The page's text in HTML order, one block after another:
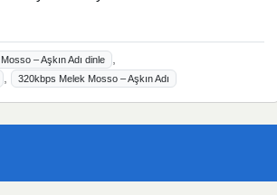
– Aşkın Adı dinle
320kbps Melek Mosso – Aşkın Adı